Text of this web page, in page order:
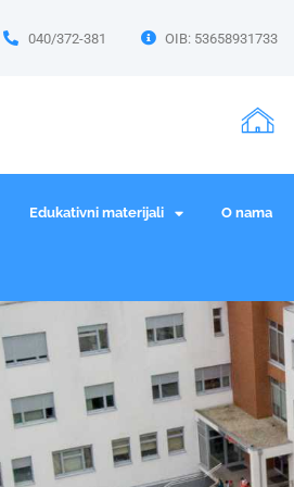
040/372-381 OIB: 53658931733
Edukativni materijali O nama